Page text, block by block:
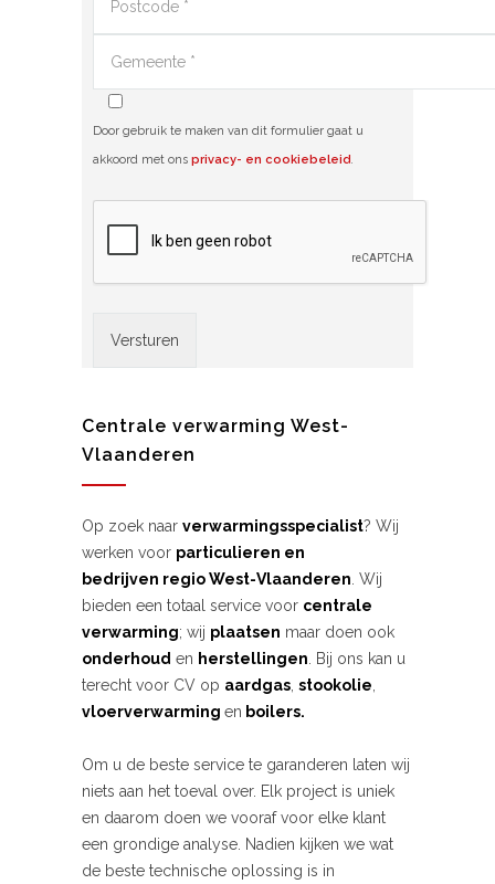
Door gebruik te maken van dit formulier gaat u
akkoord met ons privacy- en cookiebeleid.
Centrale verwarming West-
Vlaanderen
Op zoek naar verwarmingsspecialist? Wij
werken voor particulieren en
bedrijven regio West-Vlaanderen . Wij
bieden een totaal service voor centrale
verwarming; wij plaatsen maar doen ook
onderhoud en herstellingen . Bij ons kan u
terecht voor CV op aardgas stookolie
vloerverwarming en boilers.
Om u de beste service te garanderen laten wij
niets aan het toeval over. Elk project is uniek
en daarom doen we vooraf voor elke klant
een grondige analyse. Nadien kijken we wat
de beste technische oplossing is in